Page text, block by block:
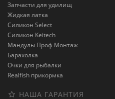
Запчасти для удилищ
Жидкая латка
Силикон Select
Силикон Keitech
Мандулы Проф Монтаж
Барахолка
Очки для рыбалки
Realfish прикормка
НАША ГАРАНТИЯ